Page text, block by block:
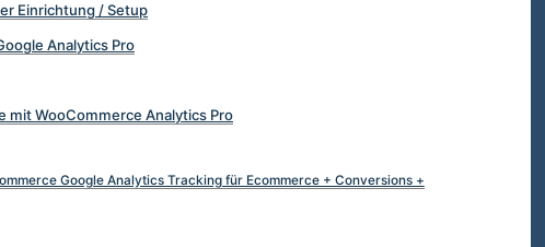
Einrichtung / Setup
Analytics Pro
WooCommerce Analytics Pro
Google Analytics Tracking für Ecommerce + Conversions +